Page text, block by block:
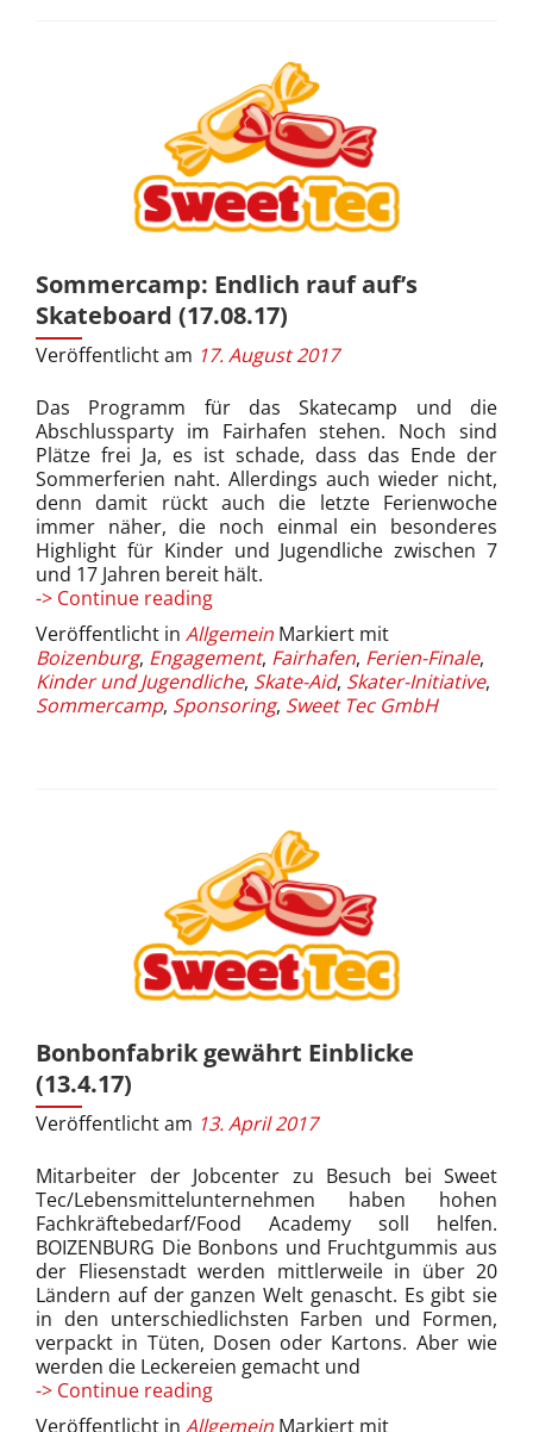
Sommercamp: Endlich rauf auf’s
Skateboard (17.08.17)
Veröffentlicht am 17. August 2017
Das Programm für das Skatecamp und die
Abschlussparty im Fairhafen stehen. Noch sind
Plätze frei Ja, es ist schade, dass das Ende der
Sommerferien naht. Allerdings auch wieder nicht,
denn damit rückt auch die letzte Ferienwoche
immer näher, die noch einmal ein besonderes
Highlight für Kinder und Jugendliche zwischen 7
und 17 Jahren bereit hält.
-> Continue readingSommercamp:
Endlich
rauf
auf’s
Skateboard
(17.08.17)
Veröffentlicht in Allgemein Markiert mit
Boizenburg, Engagement, Fairhafen, Ferien-Finale,
Kinder und Jugendliche, Skate-Aid, Skater-Initiative,
Sommercamp, Sponsoring, Sweet Tec GmbH
Bonbonfabrik gewährt Einblicke
(13.4.17)
Veröffentlicht am 13. April 2017
Mitarbeiter der Jobcenter zu Besuch bei Sweet
Tec/Lebensmittelunternehmen haben hohen
Fachkräftebedarf/Food Academy soll helfen.
BOIZENBURG Die Bonbons und Fruchtgummis aus
der Fliesenstadt werden mittler­weile in über 20
Ländern auf der ganzen Welt genascht. Es gibt sie
in den unterschiedlichsten Farben und Formen,
verpackt in Tüten, Dosen oder Kartons. Aber wie
wer­den die Leckereien gemacht und
-> Continue readingBonbonfabrik
gewährt
Veröffentlicht in Allgemein Markiert mit